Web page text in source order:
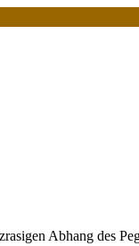
Abhang des